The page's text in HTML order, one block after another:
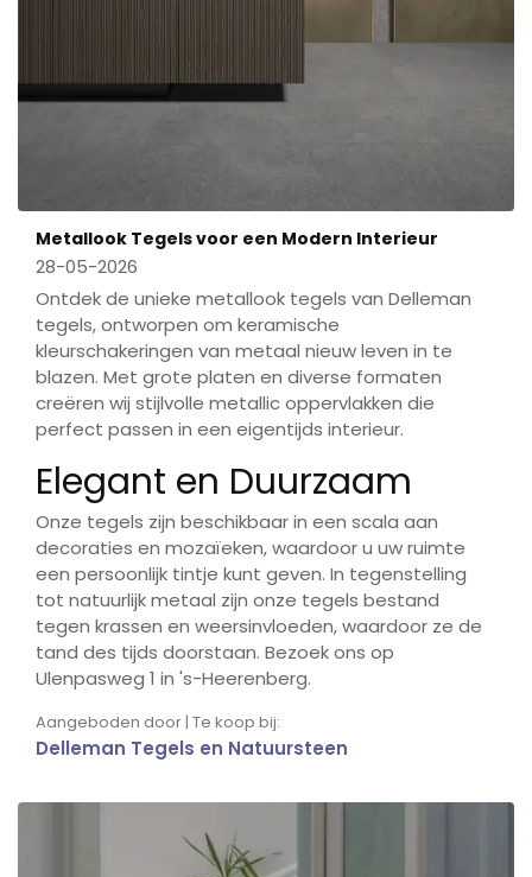
Metallook Tegels voor een Modern Interieur
28-05-2026
Ontdek de unieke metallook tegels van Delleman
tegels, ontworpen om keramische
kleurschakeringen van metaal nieuw leven in te
blazen. Met grote platen en diverse formaten
creëren wij stijlvolle metallic oppervlakken die
perfect passen in een eigentijds interieur.
Elegant en Duurzaam
Onze tegels zijn beschikbaar in een scala aan
decoraties en mozaïeken, waardoor u uw ruimte
een persoonlijk tintje kunt geven. In tegenstelling
tot natuurlijk metaal zijn onze tegels bestand
tegen krassen en weersinvloeden, waardoor ze de
tand des tijds doorstaan. Bezoek ons op
Ulenpasweg 1 in 's-Heerenberg.
Aangeboden door | Te koop bij:
Delleman Tegels en Natuursteen